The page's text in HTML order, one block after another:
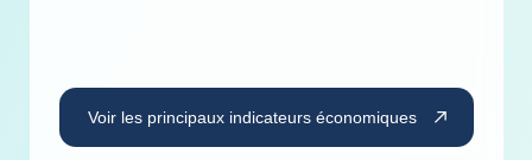
Voir les principaux indicateurs économiques